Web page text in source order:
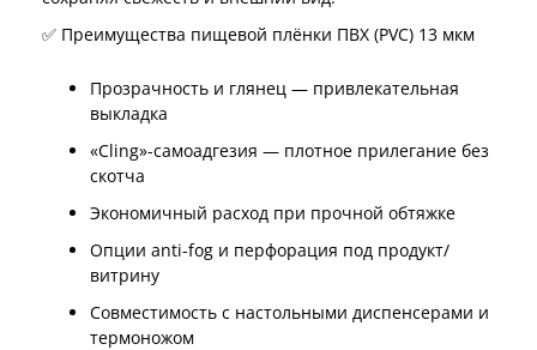
✅ Преимущества пищевой плёнки ПВХ (PVC) 13 мкм
Прозрачность и глянец — привлекательная
выкладка
«Cling»-самоадгезия — плотное прилегание без
скотча
Экономичный расход при прочной обтяжке
Опции anti-fog и перфорация под продукт/
витрину
Совместимость с настольными диспенсерами и
термоножом